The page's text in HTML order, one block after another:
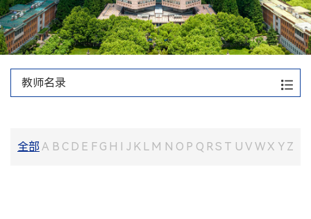
教师名录
全部A B C D E F G H I J K L M N O P Q RS T U V WX Y Z